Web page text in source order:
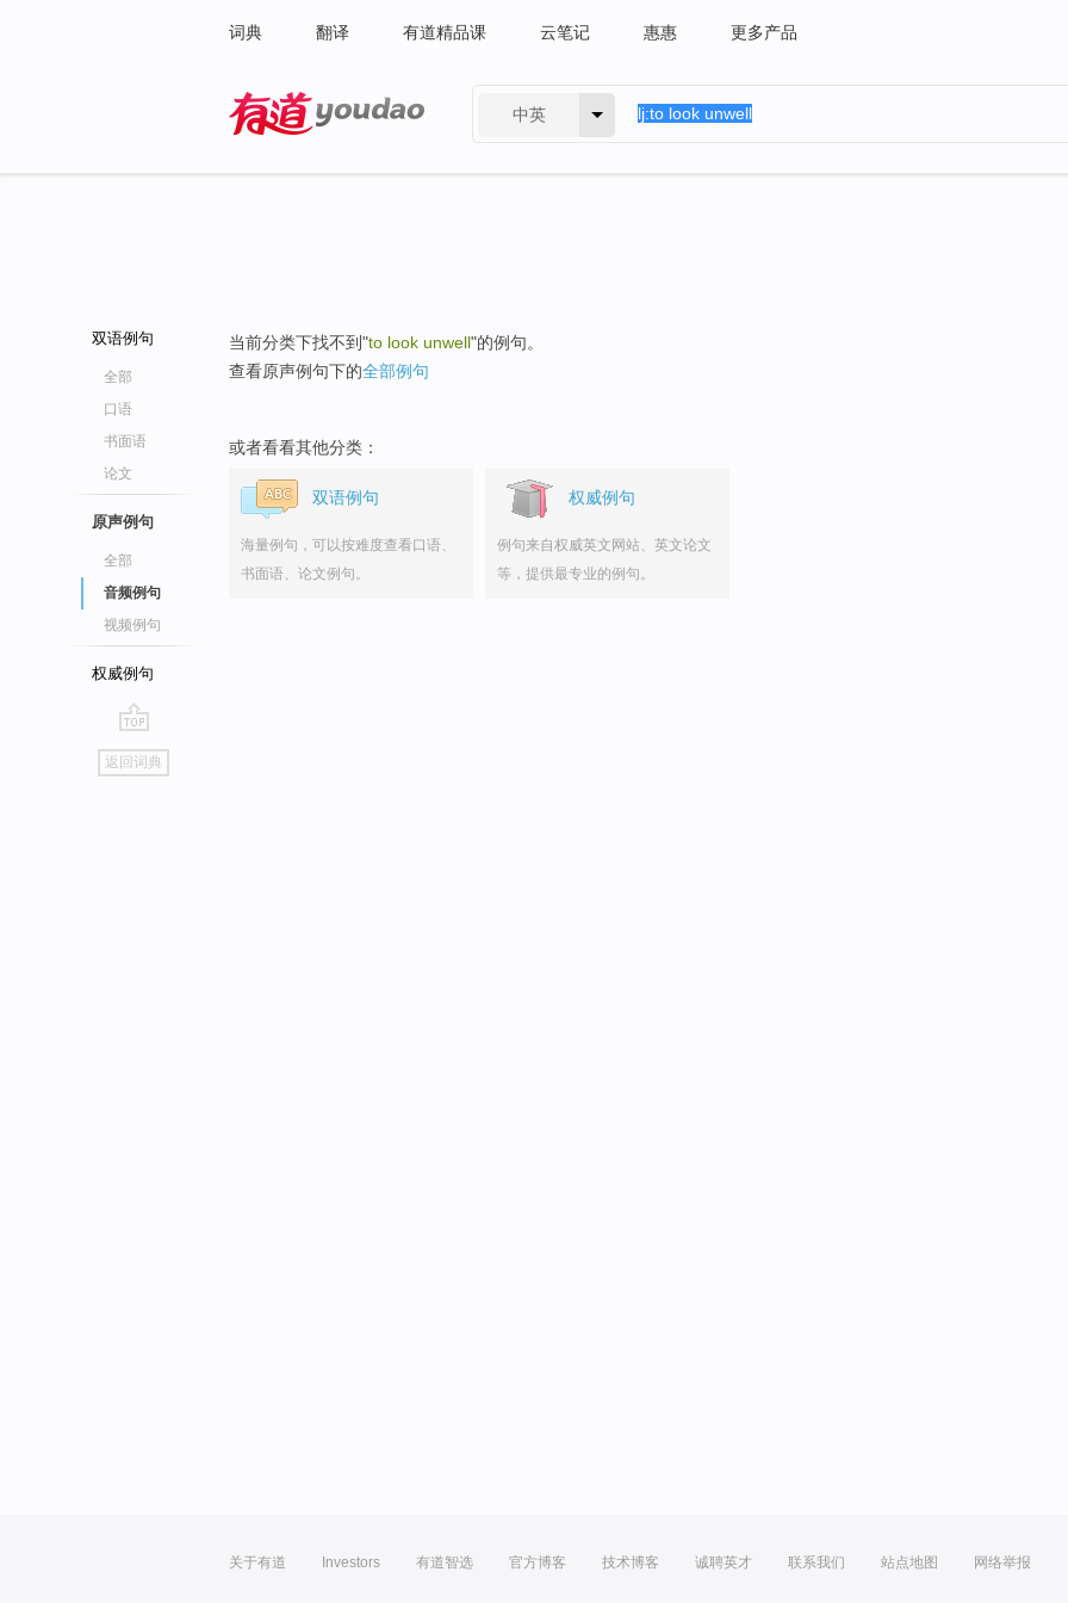
词典 翻译 有道精品课 云笔记 惠惠 更多产品
中英
双语例句
全部
口语
书面语
论文
原声例句
全部
音频例句
视频例句
权威例句
go
top
返回词典
当前分类下找不到"to look unwell"的例句。
查看原声例句下的全部例句
或者看看其他分类：
双语例句
海量例句，可以按难度查看口语、
书面语、论文例句。
权威例句
例句来自权威英文网站、英文论文
等，提供最专业的例句。
关于有道 Investors 有道智选 官方博客 技术博客 诚聘英才 联系我们 站点地图 网络举报